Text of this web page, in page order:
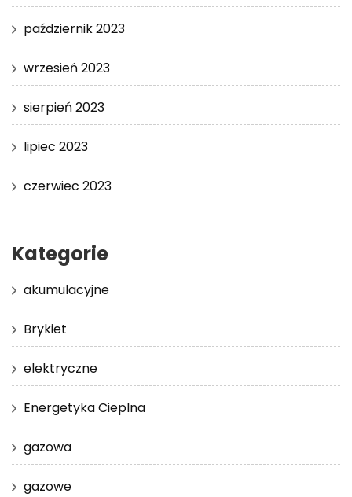
październik 2023
wrzesień 2023
sierpień 2023
lipiec 2023
czerwiec 2023
Kategorie
akumulacyjne
Brykiet
elektryczne
Energetyka Cieplna
gazowa
gazowe